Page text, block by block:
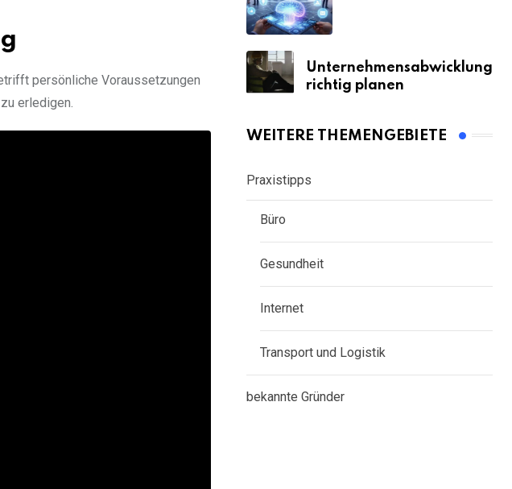
persönliche Voraussetzungen
erledigen.
Unternehmensabwicklung
richtig planen
WEITERE THEMENGEBIETE
Praxistipps
Büro
Gesundheit
Internet
Transport und Logistik
bekannte Gründer